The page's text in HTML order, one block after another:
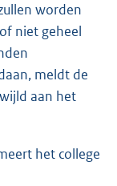
worden
niet geheel
meldt de
aan het
het college